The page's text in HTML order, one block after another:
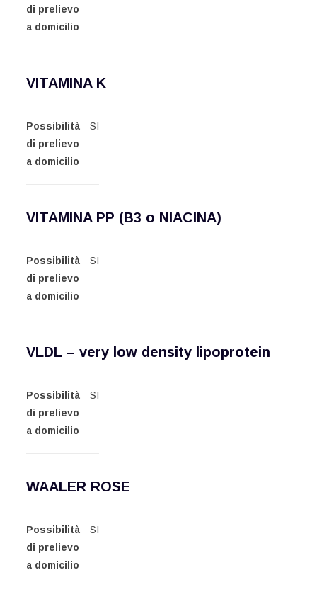
di prelievo
a domicilio
VITAMINA K
Possibilità
di prelievo
a domicilio
SI
VITAMINA PP (B3 o NIACINA)
Possibilità
di prelievo
a domicilio
SI
VLDL – very low density lipoprotein
Possibilità
di prelievo
a domicilio
SI
WAALER ROSE
Possibilità
di prelievo
a domicilio
SI